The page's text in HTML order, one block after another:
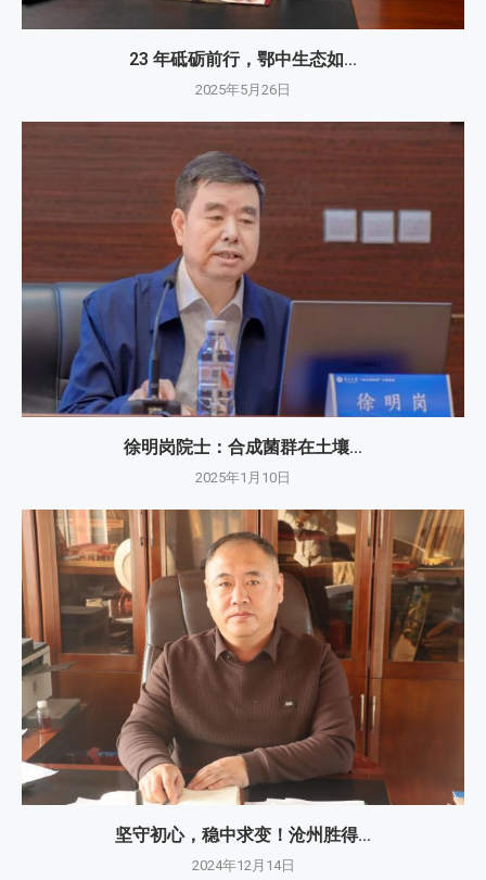
23 年砥砺前行，鄂中生态如...
2025年5月26日
徐明岗院士：​合成菌群在土壤...
2025年1月10日
坚守初心，稳中求变！沧州胜得...
2024年12月14日